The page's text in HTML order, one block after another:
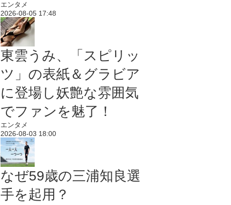
エンタメ
2026-08-05 17:48
東雲うみ、「スピリッ
ツ」の表紙＆グラビア
に登場し妖艶な雰囲気
でファンを魅了！
エンタメ
2026-08-03 18:00
なぜ59歳の三浦知良選
手を起用？